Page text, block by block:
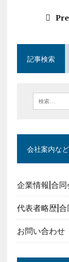
記事検索
会社案内など
企業情報|合同
代表者略歴|
お問い合わせ